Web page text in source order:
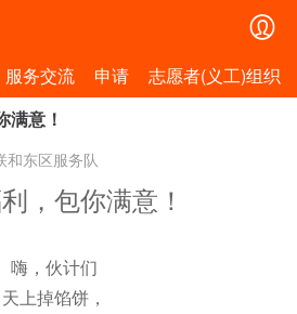
服务交流 申请
志愿者(义工)组织
满意！
和东区服务队
，包你满意！
嗨，伙计们
天上掉馅饼，